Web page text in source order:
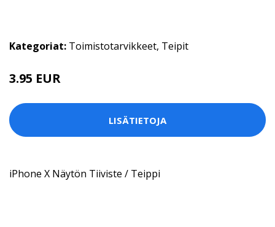
Kategoriat: Toimistotarvikkeet, Teipit
3.95 EUR
LISÄTIETOJA
iPhone X Näytön Tiiviste / Teippi